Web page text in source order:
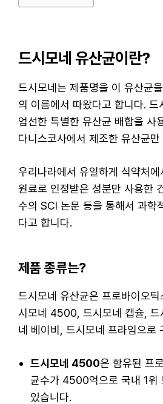
드시모네 유산균이란?
드시모네는 제품명을 이 유산균
의 이름에서 따왔다고 합니다. 드
엄선한 특별한 유산균 배합을 사
다니스코사에서 제조한 유산균
우리나라에서 유일하게 식약처
원료로 인정받은 성분만 사용한
수의 SCI 논문 등을 통해서 과학
다고 합니다.
제품 종류는?
드시모네 유산균은 프로바이오
시모네 4500, 드시모네 캡슐, 드
네 베이비, 드시모네 프라임으로
드시모네 4500은 함유된 프
균수가 4500억으로 국내 1위
있습니다.